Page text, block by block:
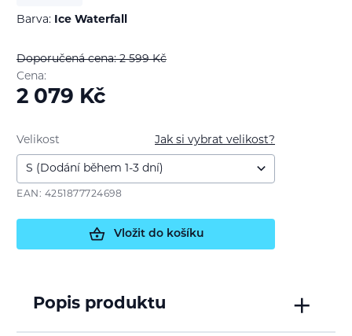
Barva: Ice Waterfall
Doporučená cena: 2 599Kč
Cena:
2 079 Kč
Jak si vybrat velikost?
Velikost
EAN: 4251877724698
Vložit do košíku
Popis produktu